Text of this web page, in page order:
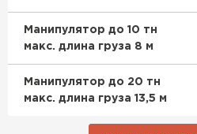
Манипулятор до 10 тн
макс. длина груза 8 м
Манипулятор до 20 тн
макс. длина груза 13,5 м